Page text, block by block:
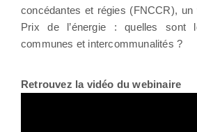
concédantes et régies (FNCCR), un
Prix de l’énergie : quelles sont
communes et intercommunalités ?
Retrouvez la vidéo du webinaire